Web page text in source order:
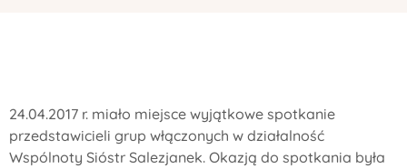
24.04.2017 r. miało miejsce wyjątkowe spotkanie
przedstawicieli grup włączonych w działalność
Wspólnoty Sióstr Salezjanek. Okazją do spotkania była